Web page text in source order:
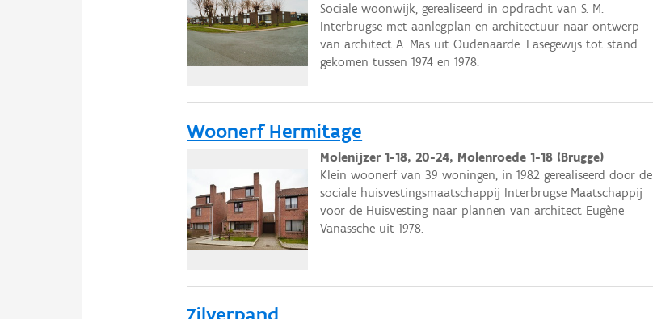
Sociale woonwijk, gerealiseerd in opdracht van S. M.
Interbrugse met aanlegplan en architectuur naar ontwerp
van architect A. Mas uit Oudenaarde. Fasegewijs tot stand
gekomen tussen 1974 en 1978.
Woonerf Hermitage
Molenijzer 1-18, 20-24, Molenroede 1-18 (Brugge)
Klein woonerf van 39 woningen, in 1982 gerealiseerd door de
sociale huisvestingsmaatschappij Interbrugse Maatschappij
voor de Huisvesting naar plannen van architect Eugène
Vanassche uit 1978.
Zilverpand